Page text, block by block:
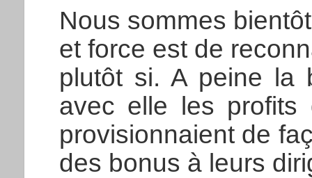
Nous sommes
et force est de
plutôt si. A peine la
avec elle les profits
provisionnaient de
des bonus à leurs